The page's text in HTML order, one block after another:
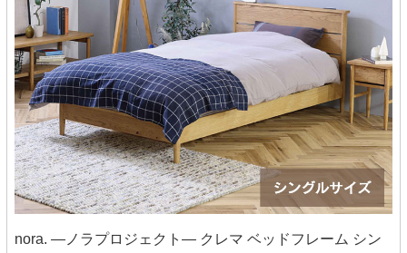
nora. ―ノラプロジェクト― クレマ ベッドフレーム シン